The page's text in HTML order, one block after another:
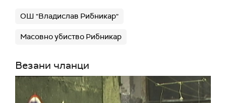
ОШ "Владислав Рибникар"
Масовно убиство Рибникар
Везани чланци